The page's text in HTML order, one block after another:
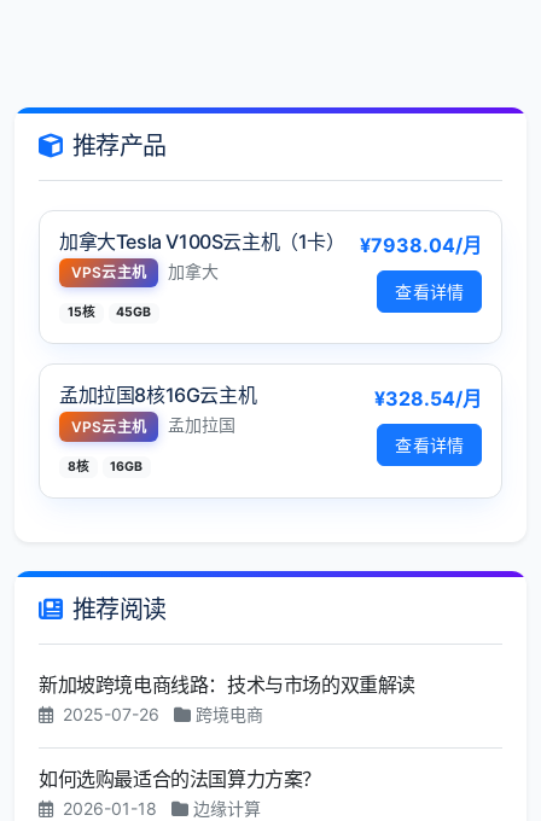
推荐产品
加拿大Tesla V100S云主机（1卡）
VPS云主机 加拿大
15核 45GB
¥7938.04/月
查看详情
孟加拉国8核16G云主机
VPS云主机 孟加拉国
8核 16GB
¥328.54/月
查看详情
推荐阅读
新加坡跨境电商线路：技术与市场的双重解读
2025-07-26 跨境电商
如何选购最适合的法国算力方案？
2026-01-18 边缘计算